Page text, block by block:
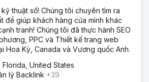
thuật số! Chúng tôi chuyên tìm ra
để giúp khách hàng của mình khác
tranh! Chúng tôi đã thực hành SEO
PPC và Thiết kế trang web
Hoa Kỳ, Canada và Vương quốc Anh.
United States
lý Backlink +39